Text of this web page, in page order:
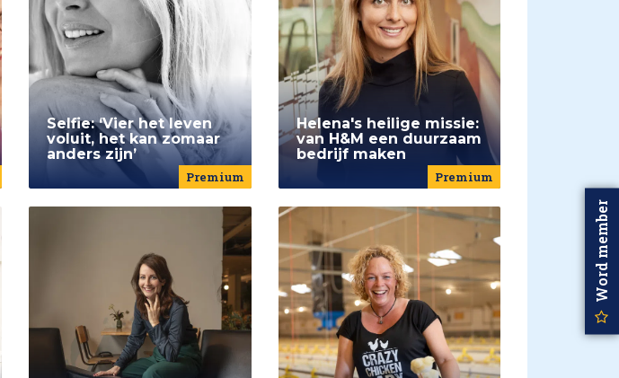
Premium
Selfie: ‘Vier het leven
voluit, het kan zomaar
anders zijn’
Premium
Helena's heilige missie:
van H&M een duurzaam
bedrijf maken
Word member